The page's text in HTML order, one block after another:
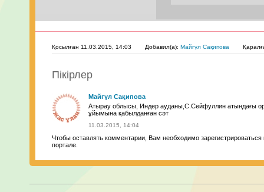
Қосылған 11.03.2015, 14:03 Добавил(а): Майгүл Сақипова
Пікірлер
Майгүл Сақипова
Атырау облысы, Индер ауданы,С.Сейфуллин атындағы
ұйымына қабылданған сәт
11.03.2015, 14:04
Чтобы оставлять комментарии, Вам необходимо зарегистрироваться
портале.